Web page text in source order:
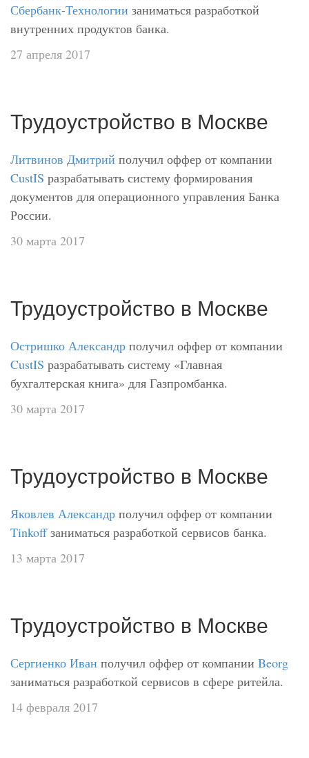
Сбербанк-Технологии заниматься разработкой
внутренних продуктов банка.
27 апреля 2017
Трудоустройство в Москве
Литвинов Дмитрий получил оффер от компании
CustIS разрабатывать систему формирования
документов для операционного управления Банка
России.
30 марта 2017
Трудоустройство в Москве
Остришко Александр получил оффер от компании
CustIS разрабатывать систему «Главная
бухгалтерская книга» для Газпромбанка.
30 марта 2017
Трудоустройство в Москве
Яковлев Александр получил оффер от компании
Tinkoffзаниматься разработкой сервисов банка.
13 марта 2017
Трудоустройство в Москве
Сергиенко Иван получил оффер от компании Beorg
заниматься разработкой сервисов в сфере ритейла.
14 февраля 2017